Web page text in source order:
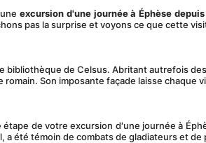
une excursion d'une journée à Éphèse
pas la surprise et voyons ce que cette
Son imposante façade laisse chaque
a été témoin de combats de gladiateurs et